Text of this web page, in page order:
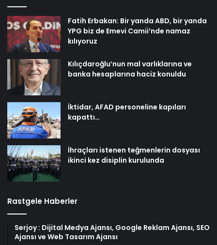
Fatih Erbakan: Bir yanda ABD, bir yanda
YPG biz de Emevi Camii’nde namaz
kılıyoruz
Kılıçdaroğlu’nun mal varlıklarına ve
banka hesaplarına haciz konuldu
İktidar, AFAD personeline kapıları
kapattı…
İhraçları istenen teğmenlerin dosyası
ikinci kez disiplin kurulunda
Rastgele Haberler
Serjoy : Dijital Medya Ajansı, Google Reklam Ajansı, SEO
Ajansı ve Web Tasarım Ajansı